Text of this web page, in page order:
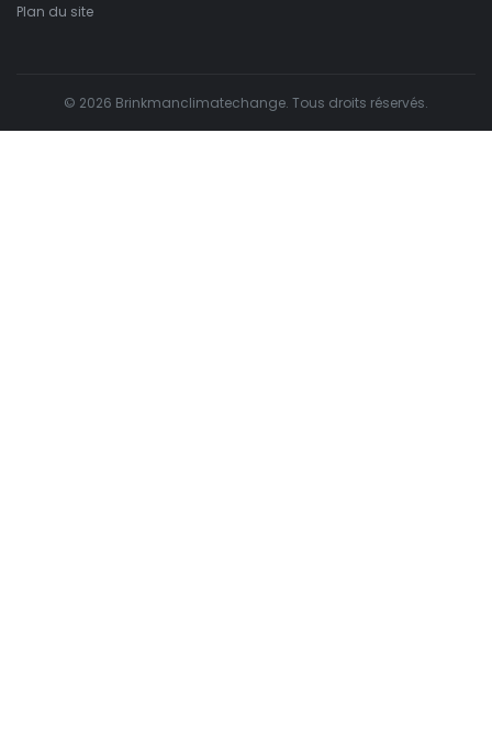
Plan du site
© 2026 Brinkmanclimatechange. Tous droits réservés.